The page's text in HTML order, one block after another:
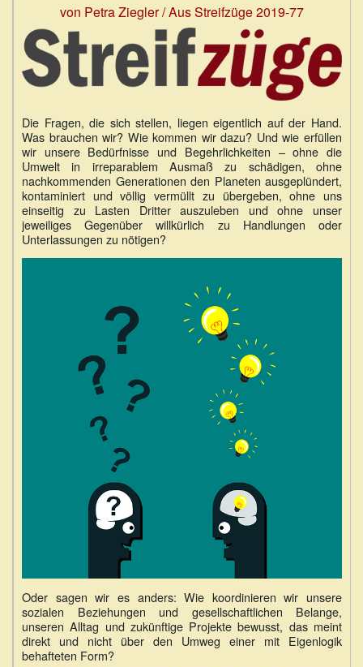
von Petra Ziegler / Aus Streifzüge 2019-77
Die Fragen, die sich stellen, liegen eigentlich auf der Hand.
Was brauchen wir? Wie kommen wir dazu? Und wie erfüllen
wir unsere Bedürfnisse und Begehrlichkeiten – ohne die
Umwelt in irreparablem Ausmaß zu schädigen, ohne
nachkommenden Generationen den Planeten ausgeplündert,
kontaminiert und völlig vermüllt zu übergeben, ohne uns
einseitig zu Lasten Dritter auszuleben und ohne unser
jeweiliges Gegenüber willkürlich zu Handlungen oder
Unterlassungen zu nötigen?
Oder sagen wir es anders: Wie koordinieren wir unsere
sozialen Beziehungen und gesellschaftlichen Belange,
unseren Alltag und zukünftige Projekte bewusst, das meint
direkt und nicht über den Umweg einer mit Eigenlogik
behafteten Form?